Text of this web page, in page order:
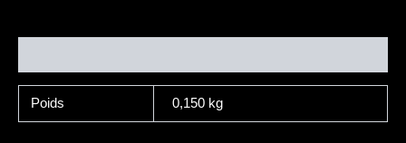
Poids 0,150 kg